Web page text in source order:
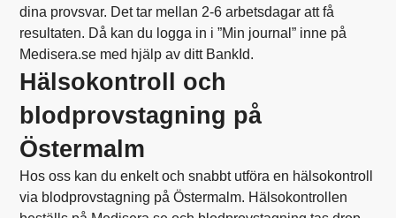
dina provsvar. Det tar mellan 2-6 arbetsdagar att få
resultaten. Då kan du logga in i ”Min journal” inne på
Medisera.se med hjälp av ditt BankId.
Hälsokontroll och
blodprovstagning på
Östermalm
Hos oss kan du enkelt och snabbt utföra en hälsokontroll
via blodprovstagning på Östermalm. Hälsokontrollen